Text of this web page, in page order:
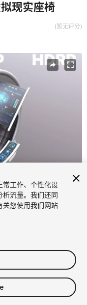
现实座椅
(暂无评分)
工作、个性化设
析流量。我们还同
关您使用我们网站